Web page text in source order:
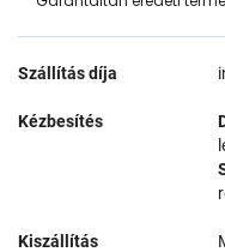
Szállítás díja
Kézbesítés
Kiszállítás